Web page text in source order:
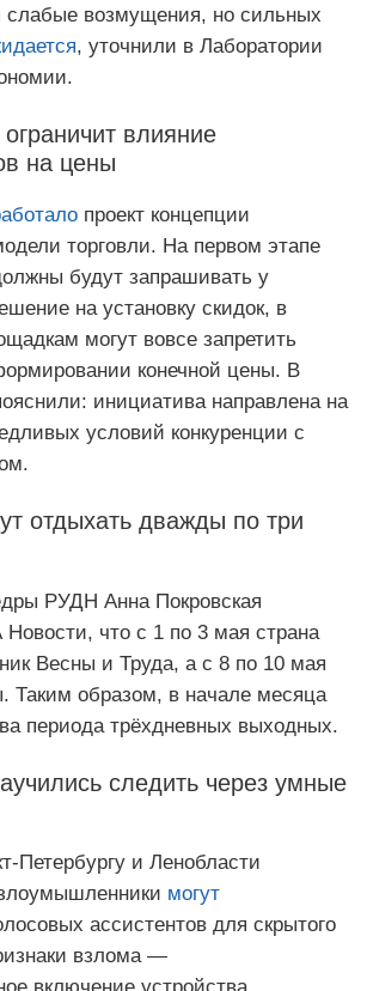
слабые возмущения, но сильных
, уточнили в Лаборатории
влияние
на цены
проект концепции
торговли. На первом этапе
будут запрашивать у
на установку скидок, в
могут вовсе запретить
конечной цены. В
инициатива направлена на
условий конкуренции с
отдыхать дважды по три
РУДН Анна Покровская
что с 1 по 3 мая страна
Весны и Труда, а с 8 по 10 мая
образом, в начале месяца
периода трёхдневных выходных.
следить через умные
и Ленобласти
могут
ассистентов для скрытого
взлома —